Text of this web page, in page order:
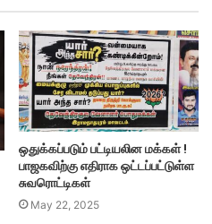
ஒதுக்கப்படும் பட்டியலின மக்கள் !
பாஜகவிற்கு எதிராக ஒட்டப்பட்டுள்ள
சுவரொட்டிகள்
May 22, 2025